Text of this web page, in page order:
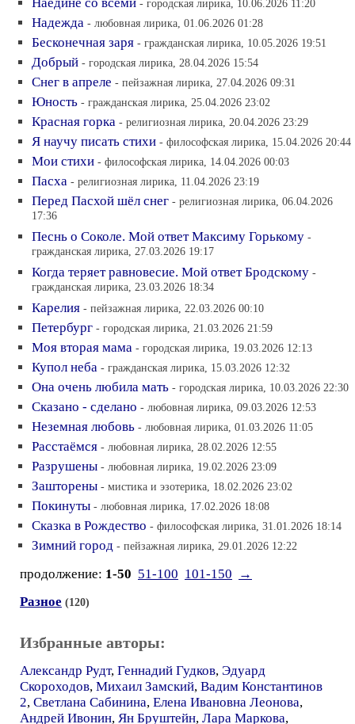
- городская лирика, 10.06.2026 11:20
Надежда - любовная лирика, 01.06.2026 01:28
Бесконечная заря - гражданская лирика, 10.05.2026 19:51
Добрый - городская лирика, 28.04.2026 15:54
Снег в апреле - пейзажная лирика, 27.04.2026 09:31
Юность - гражданская лирика, 25.04.2026 23:02
Красная горка - религиозная лирика, 20.04.2026 23:29
Я научу писать стихи - философская лирика, 15.04.2026 20:44
Мои стихи - философская лирика, 14.04.2026 00:03
Пасха - религиозная лирика, 11.04.2026 23:19
Перед Пасхой шёл снег - религиозная лирика, 06.04.2026
17:36
Песнь о Соколе. Мой ответ Максиму Горькому -
гражданская лирика, 27.03.2026 19:17
Когда теряет равновесие. Мой ответ Бродскому -
гражданская лирика, 23.03.2026 18:34
Карелия - пейзажная лирика, 22.03.2026 00:10
Петербург - городская лирика, 21.03.2026 21:59
Моя вторая мама - городская лирика, 19.03.2026 12:13
Купол неба - гражданская лирика, 15.03.2026 12:32
Она очень любила мать - городская лирика, 10.03.2026 22:30
Сказано - сделано - любовная лирика, 09.03.2026 12:53
Неземная любовь - любовная лирика, 01.03.2026 11:05
Расстаёмся - любовная лирика, 28.02.2026 12:55
Разрушены - любовная лирика, 19.02.2026 23:09
Зашторены - мистика и эзотерика, 18.02.2026 23:02
Покинуты - любовная лирика, 17.02.2026 18:08
Сказка в Рождество - философская лирика, 31.01.2026 18:14
Зимний город - пейзажная лирика, 29.01.2026 12:22
продолжение: 1-50 51-100 101-150
→
Разное (120)
Избранные авторы:
Александр Рудт, Геннадий Гудков, Эдуард
Скороходов, Михаил Замский, Вадим Константинов
2, Светлана Сабинина, Елена Ивановна Леонова,
Андрей Ивонин, Ян Бруштейн, Лара Маркова,